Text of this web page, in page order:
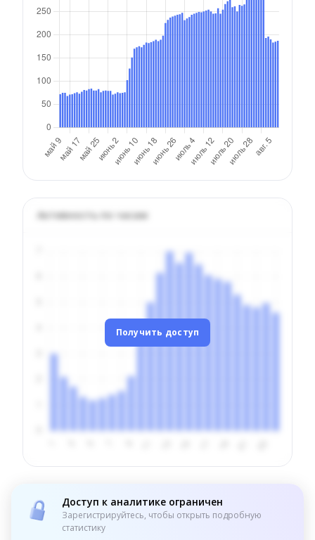
Активность по часам
Получить доступ
Доступ к аналитике ограничен
Зарегистрируйтесь, чтобы открыть подробную
статистику